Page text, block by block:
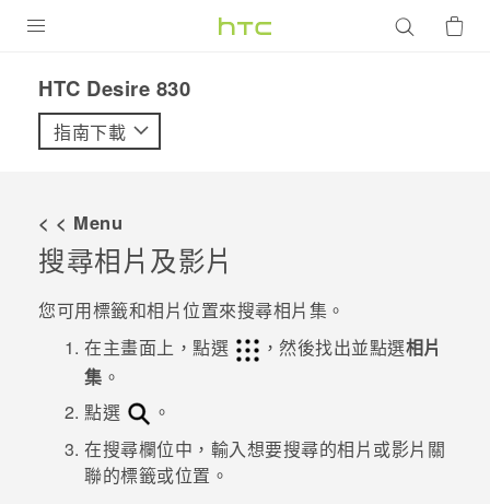
VIVE
配件
優惠專區
焦點訊息
企業採購
銷售門市
銷售通路
VIVELAND
HTC Desire 830‎
指南下載
< < Menu
搜尋相片及影片
您可用標籤和相片位置來搜尋相片集 。
在主畫面上，點選 ，然後找出並點選相片
集 。
點選
。
在搜尋欄位中，輸入想要搜尋的相片或影片關
聯的標籤或位置。